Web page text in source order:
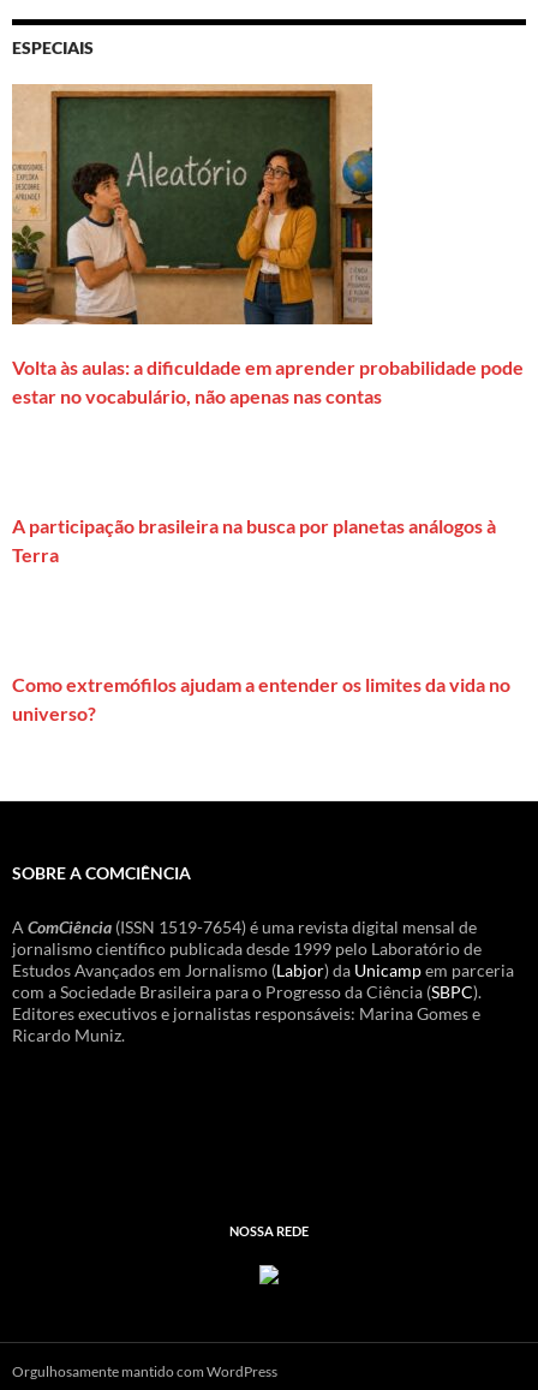
ESPECIAIS
Volta às aulas: a dificuldade em aprender probabilidade pode
estar no vocabulário, não apenas nas contas
A participação brasileira na busca por planetas análogos à
Terra
Como extremófilos ajudam a entender os limites da vida no
universo?
SOBRE A COMCIÊNCIA
A ComCiência (ISSN 1519-7654) é uma revista digital mensal de
jornalismo científico publicada desde 1999 pelo Laboratório de
Estudos Avançados em Jornalismo (Labjor) da Unicampem parceria
com a Sociedade Brasileira para o Progresso da Ciência (SBPC).
Editores executivos e jornalistas responsáveis: Marina Gomes e
Ricardo Muniz.
NOSSA REDE
Orgulhosamente mantido com WordPress